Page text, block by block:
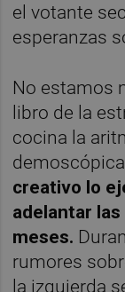
el votante
esperanzas
No estamos
libro de la
cocina la
creativo lo
adelantar
meses.
rumores
la izquierda